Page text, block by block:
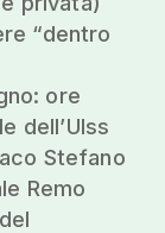
“dentro
ore
dell’Ulss
Stefano
Remo